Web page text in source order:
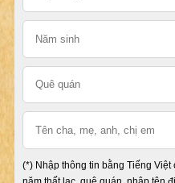
(*) Nhập thông tin bằng Tiếng